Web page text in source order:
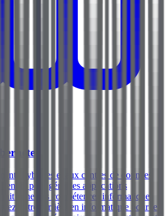
hybrides et aux centres de données
pour gérer les applications
fait l'une des compétences informatiques
votre carrière en informatique pour le